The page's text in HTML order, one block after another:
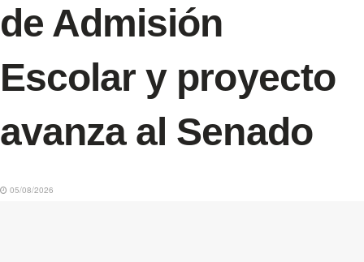
de Admisión
Escolar y proyecto
avanza al Senado
05/08/2026